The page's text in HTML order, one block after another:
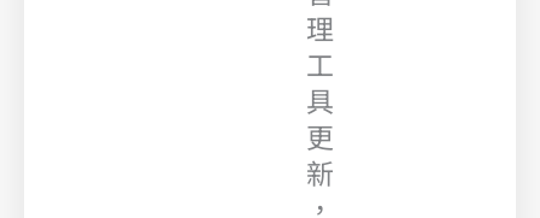
理
工
具
更
新
，